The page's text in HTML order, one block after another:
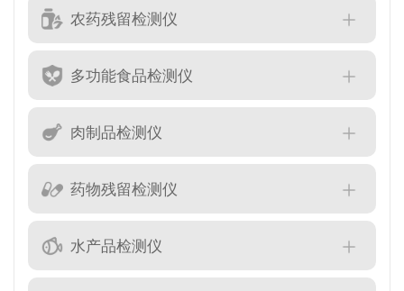
农药残留检测仪
多功能食品检测仪
肉制品检测仪
药物残留检测仪
水产品检测仪